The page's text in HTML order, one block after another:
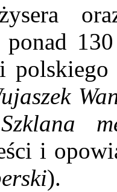
ponad
Szklana
i
).